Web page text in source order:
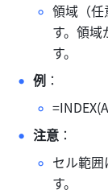
領域（
す。領
す。
例 ：
注意 ：
セル範
す。